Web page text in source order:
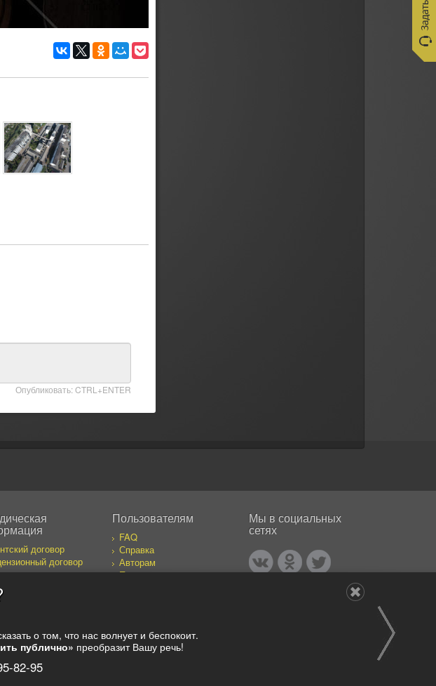
Опубликовать: CTRL+ENTER
договор
договор
пользования
Пользователям
FAQ
Справка
Авторам
Покупателям
Мы в социальных
сетях
о том, что нас волнует и беспокоит.
публично» преобразит Вашу речь!
82-95